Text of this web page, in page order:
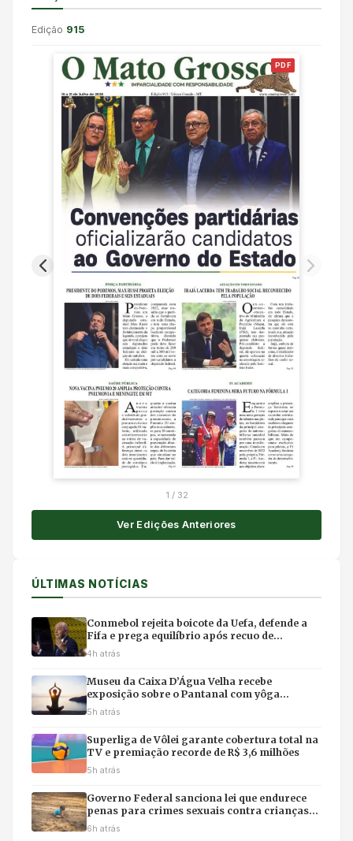
Edição 915
PDF
1 / 32
Ver Edições Anteriores
ÚLTIMAS NOTÍCIAS
Conmebol rejeita boicote da Uefa, defende a
Fifa e prega equilíbrio após recuo de
Infantino
4h atrás
Museu da Caixa D’Água Velha recebe
exposição sobre o Pantanal com yôga
imersivo e feirinha em Cuiabá
5h atrás
Superliga de Vôlei garante cobertura total na
TV e premiação recorde de R$ 3,6 milhões
5h atrás
Governo Federal sanciona lei que endurece
penas para crimes sexuais contra crianças
na internet e uso de IA
6h atrás